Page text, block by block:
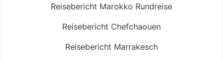
Reisebericht Marokko Rundreise
Reisebericht Chefchaouen
Reisebericht Marrakesch